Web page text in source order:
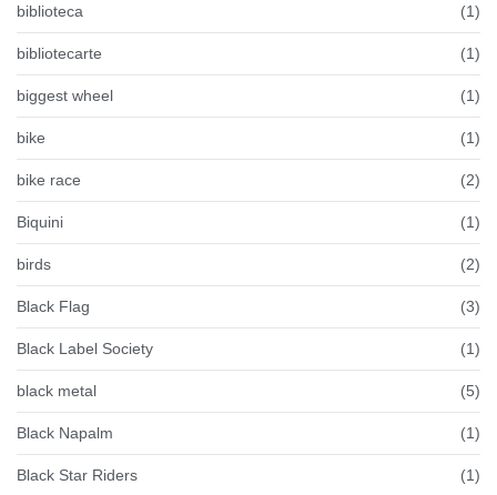
biblioteca (1)
bibliotecarte (1)
biggest wheel (1)
bike (1)
bike race (2)
Biquini (1)
birds (2)
Black Flag (3)
Black Label Society (1)
black metal (5)
Black Napalm (1)
Black Star Riders (1)